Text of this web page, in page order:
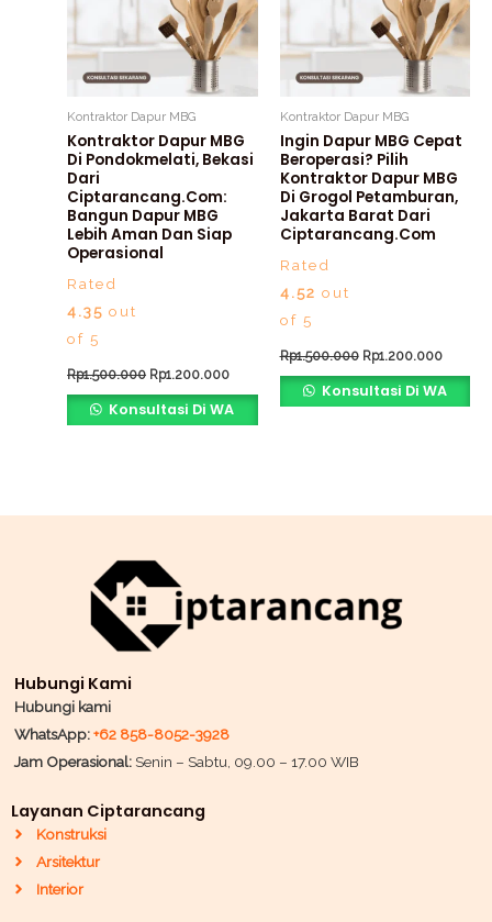
Kontraktor Dapur MBG
Kontraktor Dapur MBG
Di Pondokmelati, Bekasi
Dari
Ciptarancang.com:
Bangun Dapur MBG
Lebih Aman Dan Siap
Operasional
Rated
4.35 out
of 5
Rp1.500.000 Rp1.200.000
Konsultasi Di WA
Kontraktor Dapur MBG
Ingin Dapur MBG Cepat
Beroperasi? Pilih
Kontraktor Dapur MBG
Di Grogol Petamburan,
Jakarta Barat Dari
Ciptarancang.com
Rated
4.52 out
of 5
Rp1.500.000 Rp1.200.000
Konsultasi Di WA
Hubungi Kami
Hubungi kami
WhatsApp:+62 858-8052-3928
Jam Operasional: Senin – Sabtu, 09.00 – 17.00 WIB
Layanan Ciptarancang
Konstruksi
Arsitektur
Interior